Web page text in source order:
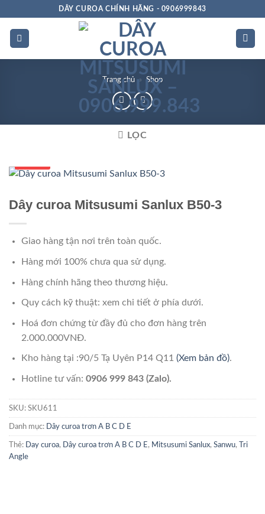
dung
DÂY CUROA CHÍNH HÃNG - 0906999843
Trang chủ » Shop
LỌC
Dây curoa Mitsusumi Sanlux B50-3
Giao hàng tận nơi trên toàn quốc.
Hàng mới 100% chưa qua sử dụng.
Hàng chính hãng theo thương hiệu.
Quy cách kỹ thuật: xem chi tiết ở phía dưới.
Hoá đơn chứng từ đầy đủ cho đơn hàng trên
2.000.000VNĐ.
Kho hàng tại :90/5 Tạ Uyên P14 Q11 (Xem bản đồ).
Hotline tư vấn: 0906 999 843 (Zalo).
SKU: SKU611
Danh mục: Dây curoa trơn A B C D E
Thẻ: Day curoa, Dây curoa trơn A B C D E , Mitsusumi Sanlux, Sanwu,
Tri
Angle